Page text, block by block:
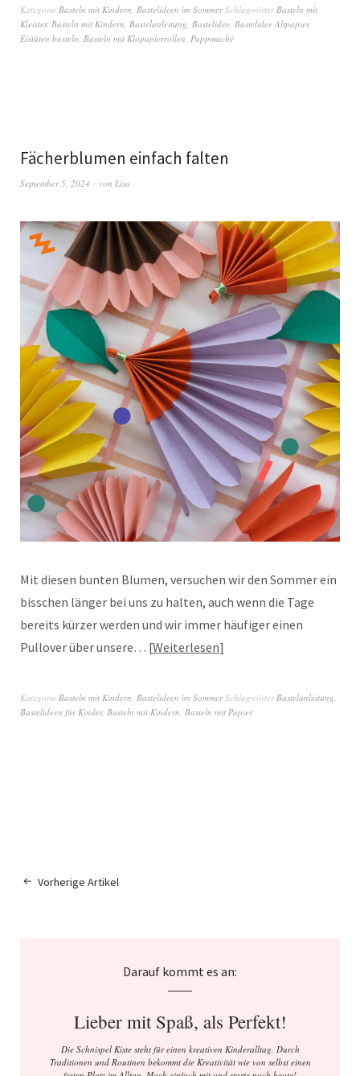
Kategorie Basteln mit Kindern, Bastelideen im Sommer SchlagwörterBasteln mit
Kleister, Basteln mit Kindern, Bastelanleitung, Bastelidee, Bastelidee Altpapier,
Eistüten basteln, Basteln mit Klopapierrollen, Pappmaché
Fächerblumen einfach falten
September 5, 2024 von Lisa
Mit diesen bunten Blumen, versuchen wir den Sommer ein
bisschen länger bei uns zu halten, auch wenn die Tage
bereits kürzer werden und wir immer häufiger einen
Pullover über unsere… Weiterlesen
Kategorie Basteln mit Kindern, Bastelideen im Sommer SchlagwörterBastelanleitung,
Bastelideen für Kinder, Basteln mit Kindern, Basteln mit Papier
Vorherige Artikel
Darauf kommt es an:
Lieber mit Spaß, als Perfekt!
Die Schnispel Kiste steht für einen kreativen Kinderalltag. Durch
Traditionen und Routinen bekommt die Kreativität wie von selbst einen